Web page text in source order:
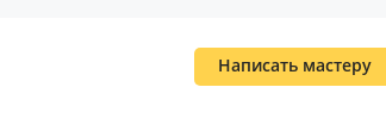
Написать мастеру